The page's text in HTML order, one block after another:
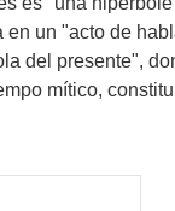
en un "acto de
del presente",
mítico,